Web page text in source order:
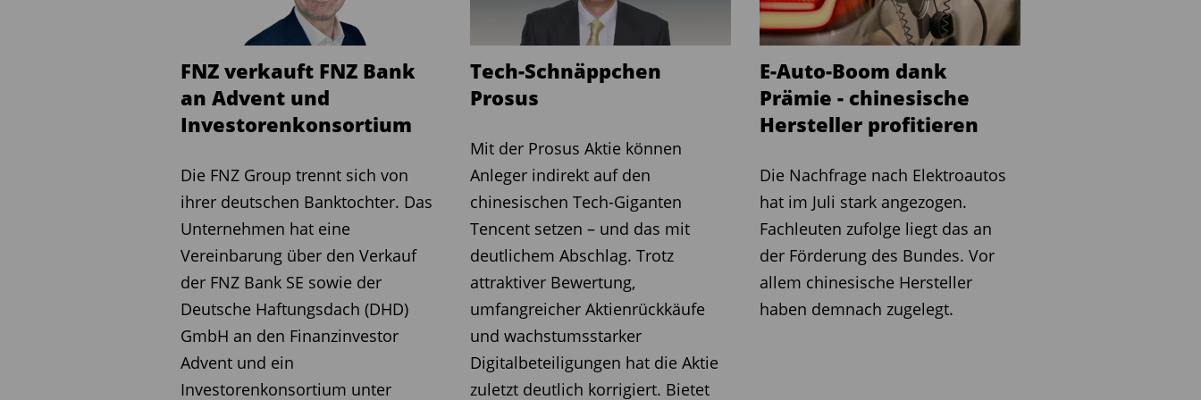
FNZ verkauft FNZ Bank
an Advent und
Investorenkonsortium
Die FNZ Group trennt sich von
ihrer deutschen Banktochter. Das
Unternehmen hat eine
Vereinbarung über den Verkauf
der FNZ Bank SE sowie der
Deutsche Haftungsdach (DHD)
GmbH an den Finanzinvestor
Advent und ein
Investorenkonsortium unter
Tech-Schnäppchen
Prosus
Mit der Prosus Aktie können
Anleger indirekt auf den
chinesischen Tech-Giganten
Tencent setzen – und das mit
deutlichem Abschlag. Trotz
attraktiver Bewertung,
umfangreicher Aktienrückkäufe
und wachstumsstarker
Digitalbeteiligungen hat die Aktie
zuletzt deutlich korrigiert. Bietet
E-Auto-Boom dank
Prämie - chinesische
Hersteller profitieren
Die Nachfrage nach Elektroautos
hat im Juli stark angezogen.
Fachleuten zufolge liegt das an
der Förderung des Bundes. Vor
allem chinesische Hersteller
haben demnach zugelegt.